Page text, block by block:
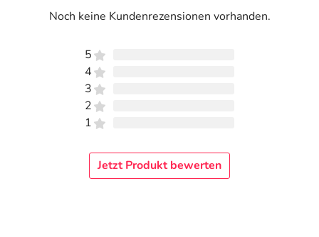
Noch keine Kundenrezensionen vorhanden.
5
4
3
2
1
Jetzt Produkt bewerten